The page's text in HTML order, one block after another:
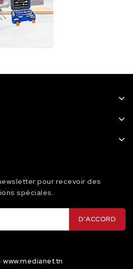
pour recevoir des
spéciales.
www.medianet.tn